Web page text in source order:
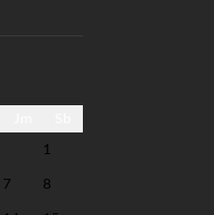
1
7 8